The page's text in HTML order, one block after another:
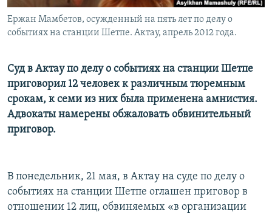
Ержан Мамбетов, осужденный на пять лет по делу о
событиях на станции Шетпе. Актау, апрель 2012 года.
Суд в Актау по делу о событиях на станции Шетпе
приговорил 12 человек к различным тюремным
срокам, к семи из них была применена амнистия.
Адвокаты намерены обжаловать обвинительный
приговор.
В понедельник, 21 мая, в Актау на суде по делу о
событиях на станции Шетпе оглашен приговор в
отношении 12 лиц, обвиняемых «в организации